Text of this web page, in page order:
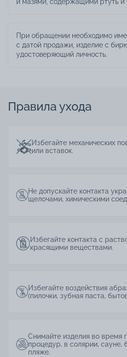
и мазями, содержащими ртуть и
При обращении необходимо
с датой продажи, изделие с
удостоверяющий личность.
Правила ухода
Избегайте механических
или вставок.
Не допускайте контакта
щелочами, химическими
Избегайте контакта с
красящими веществами.
Избегайте воздействия
(пилочки, зубная паста,
Снимайте изделия во время
процедур, в солярии, сауне,
пляже.